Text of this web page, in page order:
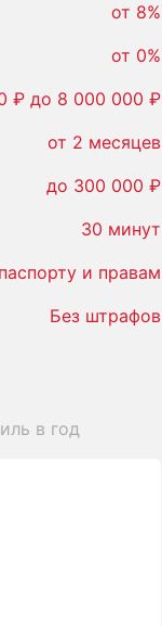
от 8%
от 0%
₽ до 8 000 000 ₽
от 2 месяцев
до 300 000 ₽
30 минут
и правам
Без штрафов
в год